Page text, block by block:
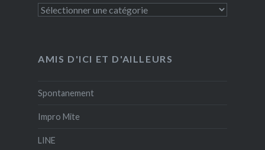
Catégories
AMIS D'ICI ET D'AILLEURS
Spontanement
Impro Mite
LINE